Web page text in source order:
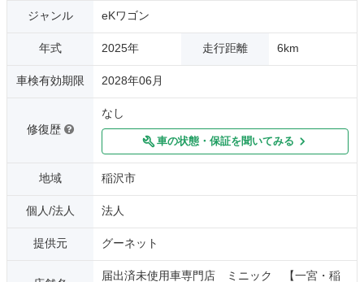
ジャンル eKワゴン
年式 2025年 走行距離 6km
車検有効期限 2028年06月
修復歴
なし
車の状態・保証を聞いてみる
地域 稲沢市
個人/法人 法人
提供元 グーネット
届出済未使用車専門店 ミニック 【一宮・稲